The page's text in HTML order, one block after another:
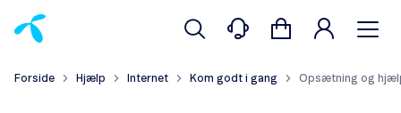
Forside Hjælp Internet Kom godt i gang Opsætning og